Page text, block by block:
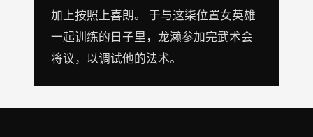
加上按照上喜朗。 于与这柒位置女英雄
一起训练的日子里，龙濑参加完武术会
将议，以调试他的法术。